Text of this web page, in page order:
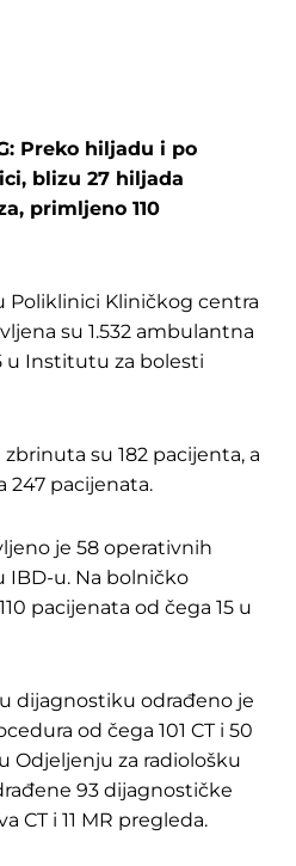
Preko hiljadu i po
blizu 27 hiljada
primljeno 110
Poliklinici Kliničkog centra
su 1.532 ambulantna
u Institutu za bolesti
su 182 pacijenta, a
247 pacijenata.
je 58 operativnih
IBD-u. Na bolničko
pacijenata od čega 15 u
dijagnostiku odrađeno je
od čega 101 CT i 50
Odjeljenju za radiološku
93 dijagnostičke
CT i 11 MR pregleda.